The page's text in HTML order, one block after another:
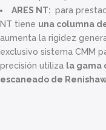
ARES NT: para
NT tiene una columna
aumenta la rigidez
exclusivo sistema CMM
precisión utiliza la gama
escaneado de